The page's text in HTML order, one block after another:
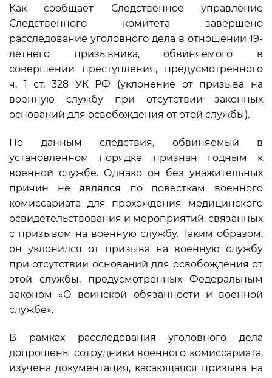
Как сообщает Следственное управление
Следственного комитета завершено
расследование уголовного дела в отношении 19-
летнего призывника, обвиняемого в
совершении преступления, предусмотренного
ч. 1 ст. 328 УК РФ (уклонение от призыва на
военную службу при отсутствии законных
оснований для освобождения от этой службы).
По данным следствия, обвиняемый в
установленном порядке признан годным к
военной службе. Однако он без уважительных
причин не являлся по повесткам военного
комиссариата для прохождения медицинского
освидетельствования и мероприятий, связанных
с призывом на военную службу. Таким образом,
он уклонился от призыва на военную службу
при отсутствии оснований для освобождения от
этой службы, предусмотренных Федеральным
законом «О воинской обязанности и военной
службе».
В рамках расследования уголовного дела
допрошены сотрудники военного комиссариата,
изучена документация, касающаяся призыва на